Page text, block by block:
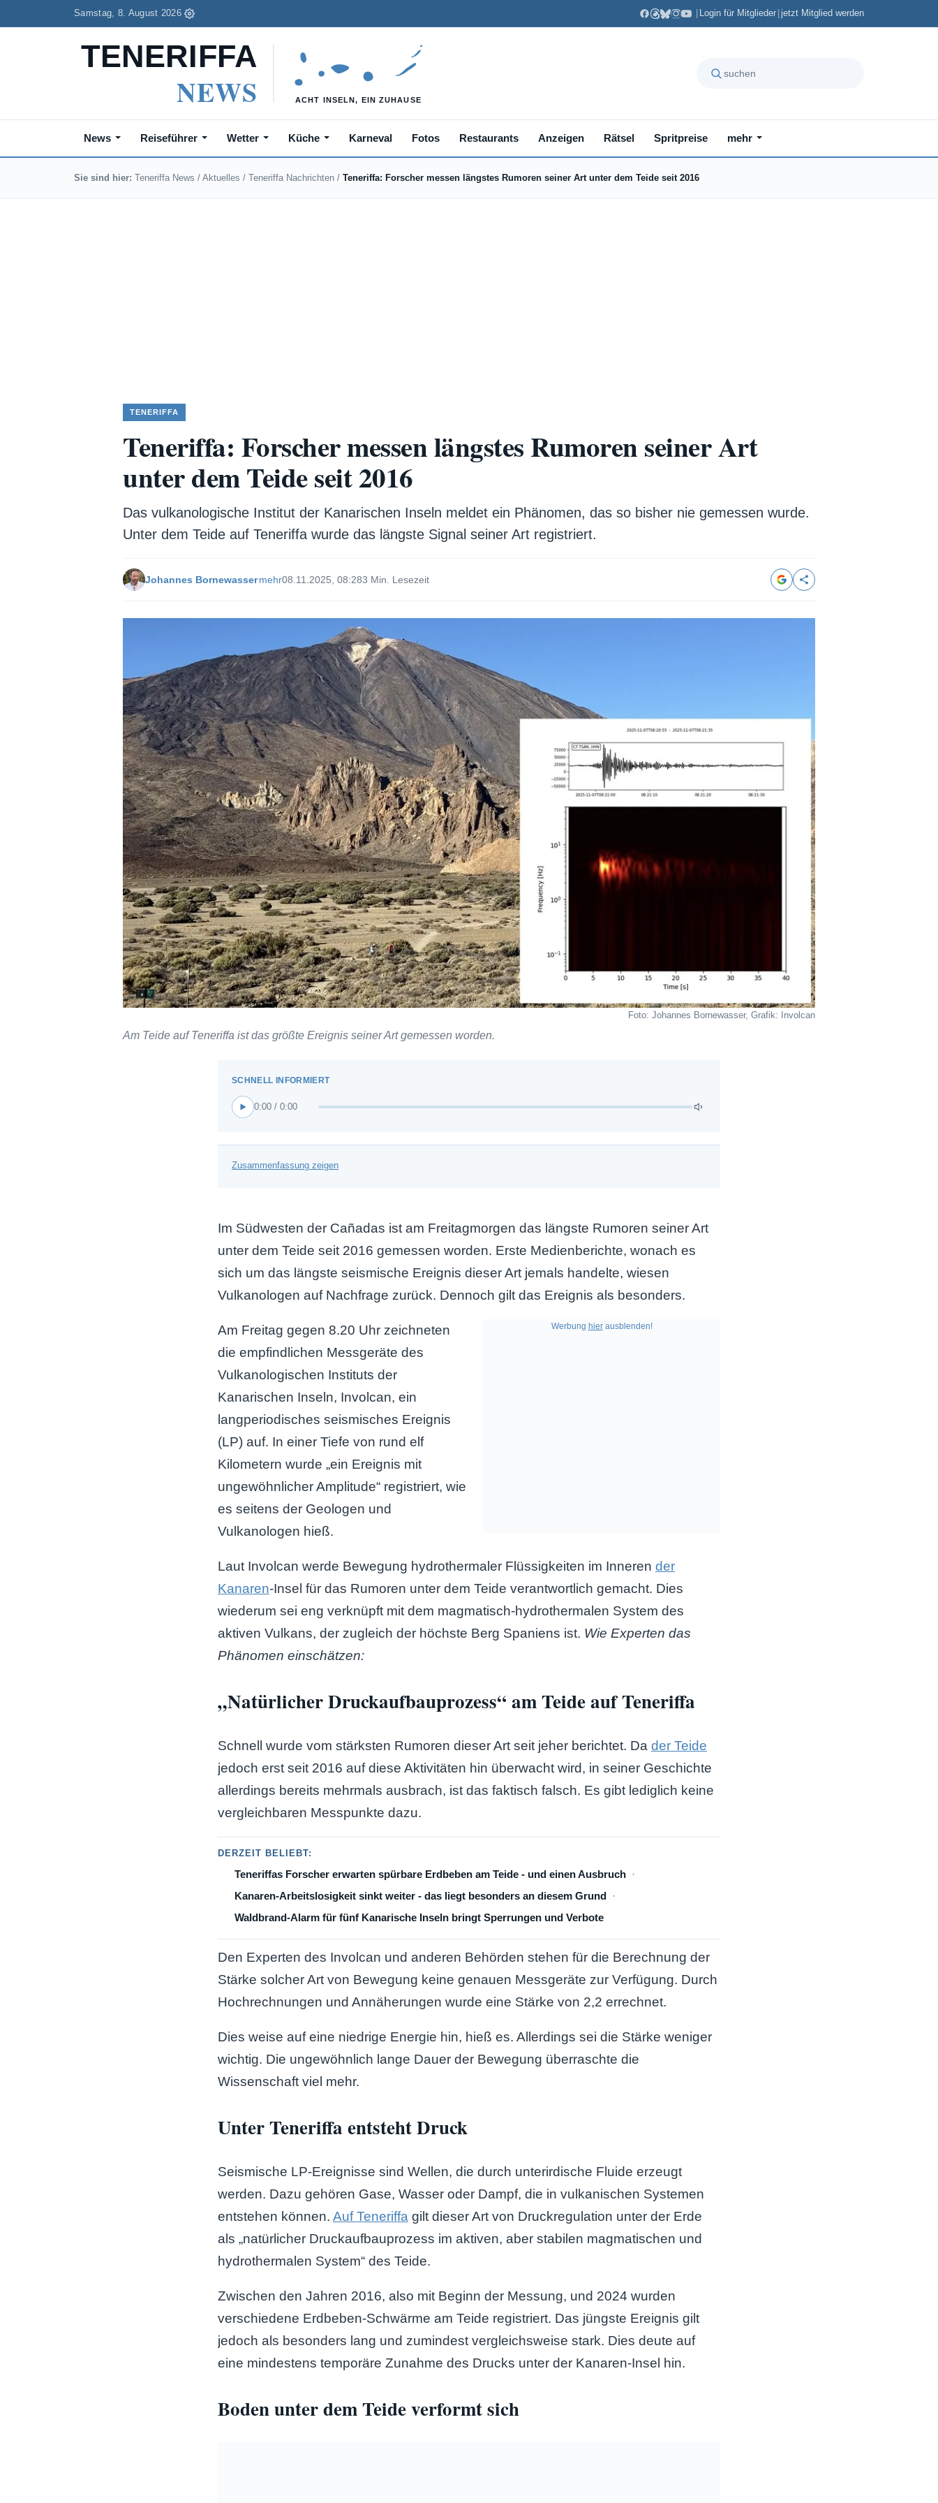
Samstag, 8. August 2026 Login für Mitglieder jetzt Mitglied werden
News Reiseführer Wetter Küche Karneval Fotos Restaurants Anzeigen Rätsel Spritpreise mehr
Sie sind hier: Teneriffa News / Aktuelles / Teneriffa Nachrichten / Teneriffa: Forscher messen längstes Rumoren seiner Art unter dem Teide seit 2016
TENERIFFA
Teneriffa: Forscher messen längstes Rumoren seiner Art
unter dem Teide seit 2016
Das vulkanologische Institut der Kanarischen Inseln meldet ein Phänomen, das so bisher nie gemessen wurde.
Unter dem Teide auf Teneriffa wurde das längste Signal seiner Art registriert.
Johannes Bornewassermehr08.11.2025, 08:283 Min. Lesezeit
Foto: Johannes Bornewasser, Grafik: Involcan
Am Teide auf Teneriffa ist das größte Ereignis seiner Art gemessen worden.
0:00 / 0:00
Zusammenfassung zeigen
Im Südwesten der Cañadas ist am Freitagmorgen das längste Rumoren seiner Art
unter dem Teide seit 2016 gemessen worden. Erste Medienberichte, wonach es
sich um das längste seismische Ereignis dieser Art jemals handelte, wiesen
Vulkanologen auf Nachfrage zurück. Dennoch gilt das Ereignis als besonders.
Werbung hierausblenden!
Am Freitag gegen 8.20 Uhr zeichneten
die empfindlichen Messgeräte des
Vulkanologischen Instituts der
Kanarischen Inseln, Involcan, ein
langperiodisches seismisches Ereignis
(LP) auf. In einer Tiefe von rund elf
Kilometern wurde „ein Ereignis mit
ungewöhnlicher Amplitude“ registriert, wie
es seitens der Geologen und
Vulkanologen hieß.
Laut Involcan werde Bewegung hydrothermaler Flüssigkeiten im Inneren der
Kanaren-Insel für das Rumoren unter dem Teide verantwortlich gemacht. Dies
wiederum sei eng verknüpft mit dem magmatisch-hydrothermalen System des
aktiven Vulkans, der zugleich der höchste Berg Spaniens ist. Wie Experten das
Phänomen einschätzen:
„Natürlicher Druckaufbauprozess“ am Teide auf Teneriffa
Schnell wurde vom stärksten Rumoren dieser Art seit jeher berichtet. Da der Teide
jedoch erst seit 2016 auf diese Aktivitäten hin überwacht wird, in seiner Geschichte
allerdings bereits mehrmals ausbrach, ist das faktisch falsch. Es gibt lediglich keine
vergleichbaren Messpunkte dazu.
DERZEIT BELIEBT:
Teneriffas Forscher erwarten spürbare Erdbeben am Teide - und einen Ausbruch
Kanaren-Arbeitslosigkeit sinkt weiter - das liegt besonders an diesem Grund
Waldbrand-Alarm für fünf Kanarische Inseln bringt Sperrungen und Verbote
Den Experten des Involcan und anderen Behörden stehen für die Berechnung der
Stärke solcher Art von Bewegung keine genauen Messgeräte zur Verfügung. Durch
Hochrechnungen und Annäherungen wurde eine Stärke von 2,2 errechnet.
Dies weise auf eine niedrige Energie hin, hieß es. Allerdings sei die Stärke weniger
wichtig. Die ungewöhnlich lange Dauer der Bewegung überraschte die
Wissenschaft viel mehr.
Unter Teneriffa entsteht Druck
Seismische LP-Ereignisse sind Wellen, die durch unterirdische Fluide erzeugt
werden. Dazu gehören Gase, Wasser oder Dampf, die in vulkanischen Systemen
entstehen können. Auf Teneriffa gilt dieser Art von Druckregulation unter der Erde
als „natürlicher Druckaufbauprozess im aktiven, aber stabilen magmatischen und
hydrothermalen System“ des Teide.
Zwischen den Jahren 2016, also mit Beginn der Messung, und 2024 wurden
verschiedene Erdbeben-Schwärme am Teide registriert. Das jüngste Ereignis gilt
jedoch als besonders lang und zumindest vergleichsweise stark. Dies deute auf
eine mindestens temporäre Zunahme des Drucks unter der Kanaren-Insel hin.
Boden unter dem Teide verformt sich